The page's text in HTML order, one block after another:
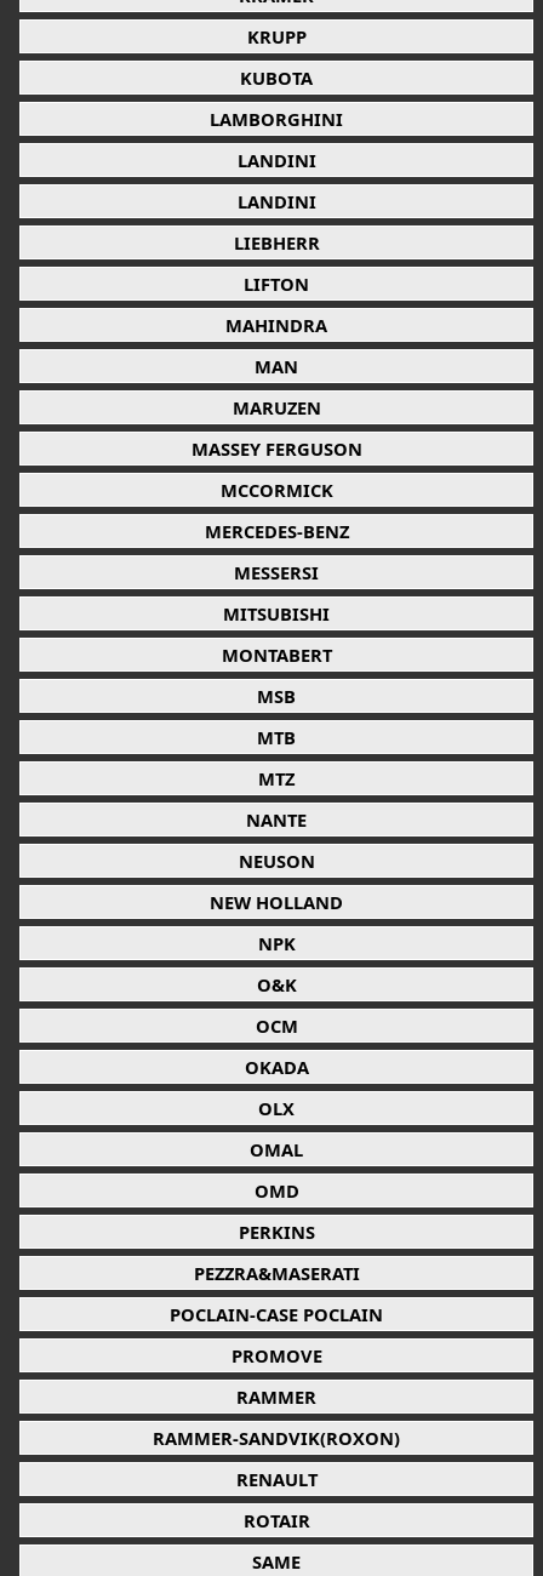
KRUPP
KUBOTA
LAMBORGHINI
LANDINI
LANDINI
LIEBHERR
LIFTON
MAHINDRA
MAN
MARUZEN
MASSEY FERGUSON
MCCORMICK
MERCEDES-BENZ
MESSERSI
MITSUBISHI
MONTABERT
MSB
MTB
MTZ
NANTE
NEUSON
NEW HOLLAND
NPK
O&K
OCM
OKADA
OLX
OMAL
OMD
PERKINS
PEZZRA&MASERATI
POCLAIN-CASE POCLAIN
PROMOVE
RAMMER
RAMMER-SANDVIK(ROXON)
RENAULT
ROTAIR
SAME